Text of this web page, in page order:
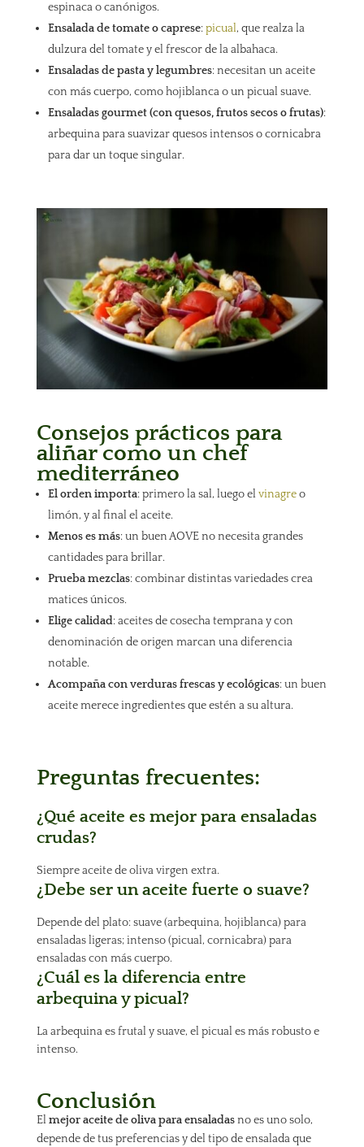
espinaca o canónigos.
Ensalada de tomate o caprese:picual, que realza la
dulzura del tomate y el frescor de la albahaca.
Ensaladas de pasta y legumbres: necesitan un aceite
con más cuerpo, como hojiblanca o un picual suave.
Ensaladas gourmet (con quesos, frutos secos o frutas):
arbequina para suavizar quesos intensos o cornicabra
para dar un toque singular.
Consejos prácticos para
aliñar como un chef
mediterráneo
El orden importa: primero la sal, luego elvinagreo
limón, y al final el aceite.
Menos es más: un buen AOVE no necesita grandes
cantidades para brillar.
Prueba mezclas: combinar distintas variedades crea
matices únicos.
Elige calidad: aceites de cosecha temprana y con
denominación de origen marcan una diferencia
notable.
Acompaña con verduras frescas y ecológicas: un buen
aceite merece ingredientes que estén a su altura.
Preguntas frecuentes:
¿Qué aceite es mejor para ensaladas
crudas?
Siempre aceite de oliva virgen extra.
¿Debe ser un aceite fuerte o suave?
Depende del plato: suave (arbequina, hojiblanca) para
ensaladas ligeras; intenso (picual, cornicabra) para
ensaladas con más cuerpo.
¿Cuál es la diferencia entre
arbequina y picual?
La arbequina es frutal y suave, el picual es más robusto e
intenso.
Conclusión
Elmejor aceite de oliva para ensaladasno es uno solo,
depende de tus preferencias y del tipo de ensalada que